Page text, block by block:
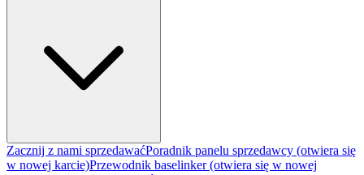
Zacznij z nami sprzedawaćPoradnik panelu sprzedawcy (otwiera się
w nowej karcie)Przewodnik baselinker(otwiera się w nowej